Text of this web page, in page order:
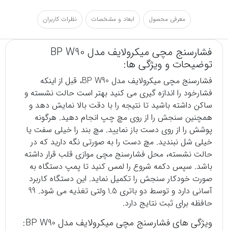
معرفی محصول ابعاد و مشخصات نظرات کاربران
فشارسنج مچی میکرولایف مدل BP W90
توضیحات و ویژگی ها:
فشارسنج
مچی میکرولایف مدل BP W90، قبل از اینکه
فشارخود را اندازه گیری می کنید بهتر است حالت نشسته و
ساکن داشته باشید تا نتیجه را با دقت بالا نمایش دهد و
همچنین سنجش را از روی مچ چپ انجام دهید. هرگونه
پوشش را از روی دست باز نمایید. مچ بند را خیلی سفت یا
خیلی شل نبندید. مچ دست را به صورتی نگه دارید که در
حالت نشسته، محل فشارسنج مچی موازی قلب قرار داشته
باشد. سپس دکمه شروع را لمس کنید تا پمپ دستگاه به
صورت خودکار سنجش را تکمیل نماید. این دستگاه کاربرد
آسانی دارد و توسط دو باتری 1.5 ولتی تغذیه می شود. 99
حافظه برای ثبت نتایج دارد.
ویژگی های فشارسنج مچی میکرولایف مدل BP W90: